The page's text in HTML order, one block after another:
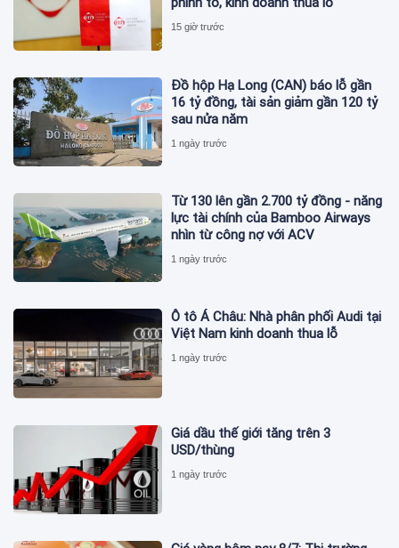
15 giờ trước
Đồ hộp Hạ Long (CAN) báo lỗ gần
16 tỷ đồng, tài sản giảm gần 120 tỷ
sau nửa năm
1 ngày trước
Từ 130 lên gần 2.700 tỷ đồng - năng
lực tài chính của Bamboo Airways
nhìn từ công nợ với ACV
1 ngày trước
Ô tô Á Châu: Nhà phân phối Audi tại
Việt Nam kinh doanh thua lỗ
1 ngày trước
Giá dầu thế giới tăng trên 3
USD/thùng
1 ngày trước